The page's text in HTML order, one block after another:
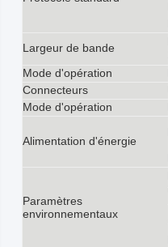
Largeur de bande
Mode d'opération
Connecteurs
Mode d'opération
Alimentation d'énergie
Paramètres
environnementaux